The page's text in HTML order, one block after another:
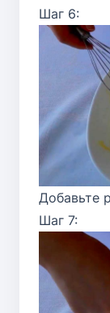
Шаг 6:
Добавьте
Шаг 7: